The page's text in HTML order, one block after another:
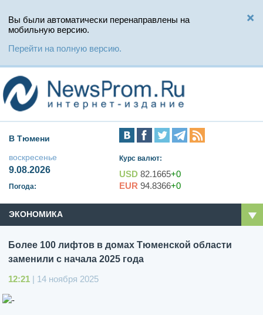
Вы были автоматически перенаправлены на
мобильную версию.
Перейти на полную версию.
В Тюмени
воскресенье
9.08.2026
Погода:
Курс валют:
USD 82.1665+0
EUR 94.8366+0
ЭКОНОМИКА
Более 100 лифтов в домах Тюменской области
заменили с начала 2025 года
12:21 | 14 ноября 2025